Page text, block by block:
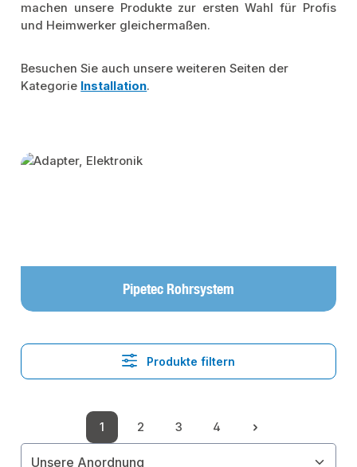
machen unsere Produkte zur ersten Wahl für Profis
und Heimwerker gleichermaßen.
Besuchen Sie auch unsere weiteren Seiten der
Kategorie Installation.
Kategoriegalerie überspringen
Pipetec Rohrsystem
Produkte filtern
Seite
1
Seite
2
Seite
3
Seite
4